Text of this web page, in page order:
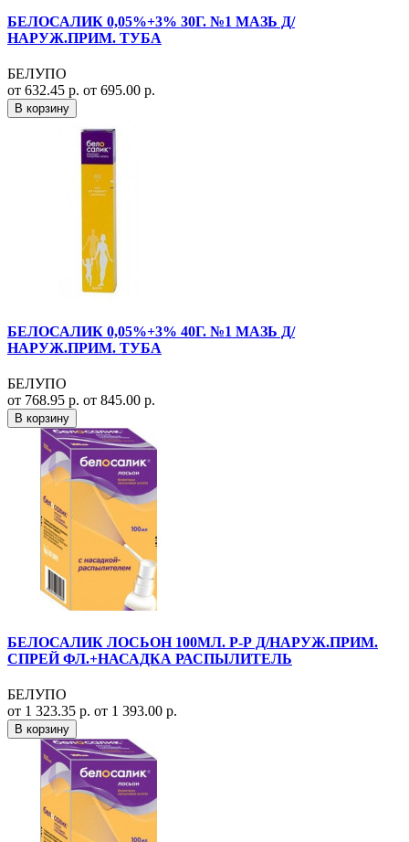
БЕЛОСАЛИК 0,05%+3% 30Г. №1 МАЗЬ Д/
НАРУЖ.ПРИМ. ТУБА
БЕЛУПО
от 632.45 р. от 695.00 р.
В корзину
БЕЛОСАЛИК 0,05%+3% 40Г. №1 МАЗЬ Д/
НАРУЖ.ПРИМ. ТУБА
БЕЛУПО
от 768.95 р. от 845.00 р.
В корзину
БЕЛОСАЛИК ЛОСЬОН 100МЛ. Р-Р Д/НАРУЖ.ПРИМ.
СПРЕЙ ФЛ.+НАСАДКА РАСПЫЛИТЕЛЬ
БЕЛУПО
от 1 323.35 р. от 1 393.00 р.
В корзину